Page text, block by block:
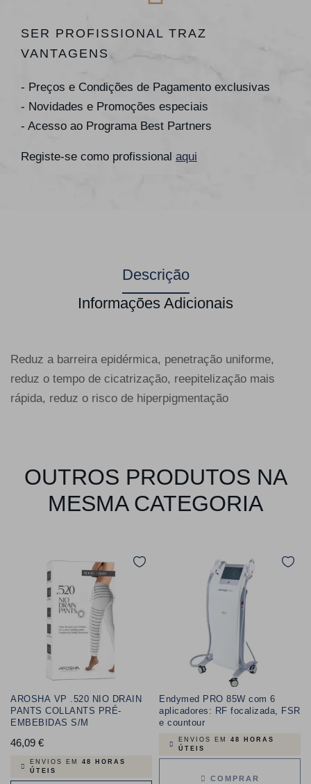
SER PROFISSIONAL TRAZ
VANTAGENS
- Preços e Condições de Pagamento exclusivas
- Novidades e Promoções especiais
- Acesso ao Programa Best Partners
Registe-se como profissional aqui
Descrição
Informações Adicionais
Reduz a barreira epidérmica, penetração uniforme,
reduz o tempo de cicatrização, reepitelização mais
rápida, reduz o risco de hiperpigmentação
OUTROS PRODUTOS NA
MESMA CATEGORIA
AROSHA VP .520 NIO DRAIN
PANTS COLLANTS PRÉ-
EMBEBIDAS S/M
46,09 €Preço
ENVIOS EM 48 HORAS
ÚTEIS
Endymed PRO 85W com 6
aplicadores: RF focalizada, FSR
e countour
ENVIOS EM 48 HORAS
ÚTEIS
COMPRAR